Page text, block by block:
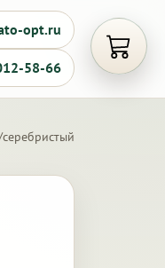
opt.ru
58-66
Открыть